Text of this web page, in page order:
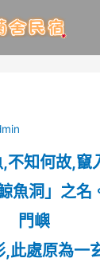
不知何故,竄
魚洞」之名
門嶼
此處原為一